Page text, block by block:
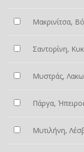
Μακρινίτσα,
Σαντορίνη,
Μυστράς,
Πάργα,
Μυτιλήνη,